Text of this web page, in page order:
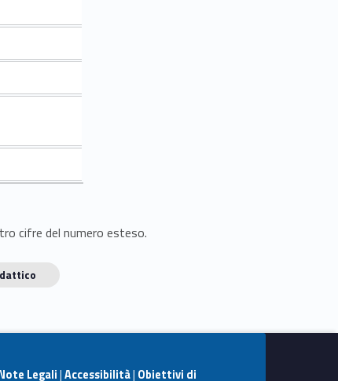
cifre del numero esteso.
Legali|Accessibilità| Obiettivi di